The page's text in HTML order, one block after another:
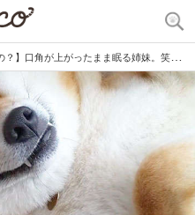
上がったまま眠る姉妹。笑っているようにしか見えなくて♪